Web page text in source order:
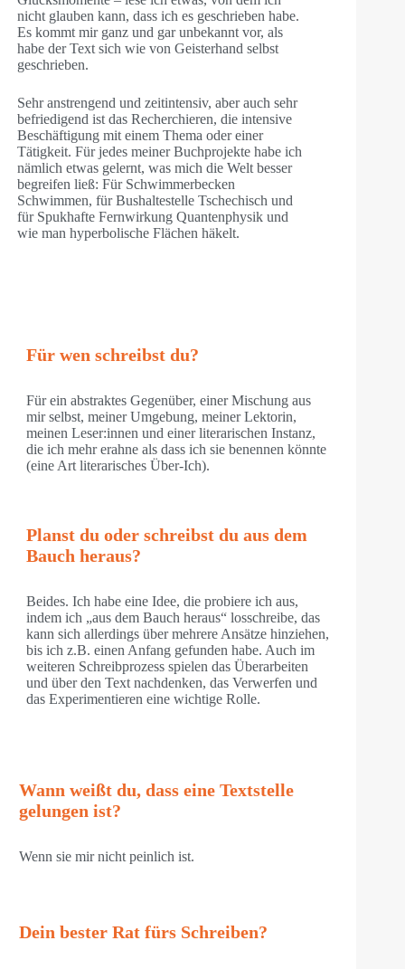
nicht glauben kann, dass ich es geschrieben habe.
Es kommt mir ganz und gar unbekannt vor, als
habe der Text sich wie von Geisterhand selbst
geschrieben.
Sehr anstrengend und zeitintensiv, aber auch sehr
befriedigend ist das Recherchieren, die intensive
Beschäftigung mit einem Thema oder einer
Tätigkeit. Für jedes meiner Buchprojekte habe ich
nämlich etwas gelernt, was mich die Welt besser
begreifen ließ: Für Schwimmerbecken
Schwimmen, für Bushaltestelle Tschechisch und
für Spukhafte Fernwirkung Quantenphysik und
wie man hyperbolische Flächen häkelt.
Für wen schreibst du?
Für ein abstraktes Gegenüber, einer Mischung aus
mir selbst, meiner Umgebung, meiner Lektorin,
meinen Leser:innen und einer literarischen Instanz,
die ich mehr erahne als dass ich sie benennen könnte
(eine Art literarisches Über-Ich).
Planst du oder schreibst du aus dem
Bauch heraus?
Beides. Ich habe eine Idee, die probiere ich aus,
indem ich „aus dem Bauch heraus“ losschreibe, das
kann sich allerdings über mehrere Ansätze hinziehen,
bis ich z.B. einen Anfang gefunden habe. Auch im
weiteren Schreibprozess spielen das Überarbeiten
und über den Text nachdenken, das Verwerfen und
das Experimentieren eine wichtige Rolle.
Wann weißt du, dass eine Textstelle
gelungen ist?
Wenn sie mir nicht peinlich ist.
Dein bester Rat fürs Schreiben?